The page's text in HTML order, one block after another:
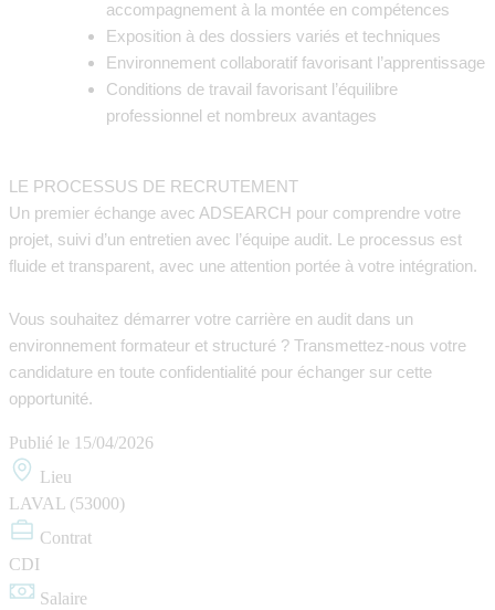
accompagnement à la montée en compétences
Exposition à des dossiers variés et techniques
Environnement collaboratif favorisant l’apprentissage
Conditions de travail favorisant l’équilibre
professionnel et nombreux avantages
LE PROCESSUS DE RECRUTEMENT
Un premier échange avec ADSEARCH pour comprendre votre
projet, suivi d’un entretien avec l’équipe audit. Le processus est
fluide et transparent, avec une attention portée à votre intégration.
Vous souhaitez démarrer votre carrière en audit dans un
environnement formateur et structuré ? Transmettez-nous votre
candidature en toute confidentialité pour échanger sur cette
opportunité.
Publié le 15/04/2026
Lieu
LAVAL (53000)
Contrat
CDI
Salaire